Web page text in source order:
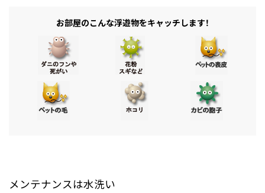
お部屋のこんな浮遊物をキャッチします！
メンテナンスは水洗い